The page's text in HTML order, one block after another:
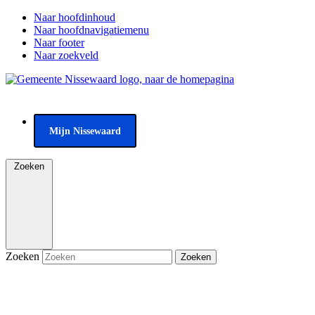
Naar hoofdinhoud
Naar hoofdnavigatiemenu
Naar footer
Naar zoekveld
Mijn Nissewaard
Zoeken
Zoeken Zoeken